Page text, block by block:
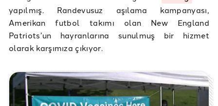
yapılmış. Randevusuz aşılama kampanyası,
Amerikan futbol takımı olan New England
Patriots’un hayranlarına sunulmuş bir hizmet
olarak karşımıza çıkıyor.